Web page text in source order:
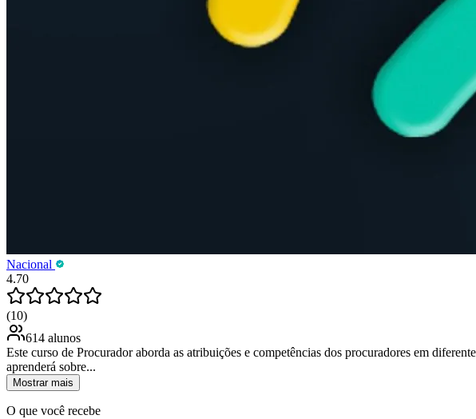
Nacional
4.70
(10)
614 alunos
Este curso de Procurador aborda as atribuições e competências dos procuradores em
aprenderá sobre...
Mostrar mais
O que você recebe